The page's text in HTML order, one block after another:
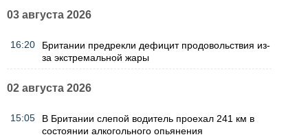
03 августа 2026
16:20
Британии предрекли дефицит продовольствия из-
за экстремальной жары
02 августа 2026
15:05
В Британии слепой водитель проехал 241 км в
состоянии алкогольного опьянения